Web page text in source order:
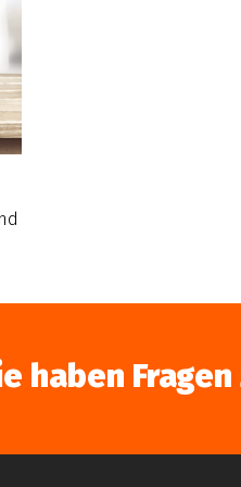
haben